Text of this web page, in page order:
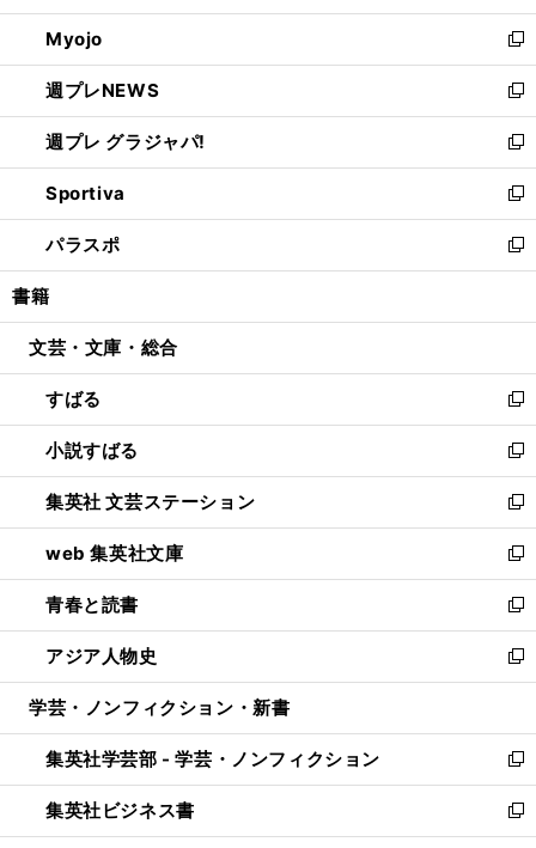
開
く
ウ
で
開
く
ン
ド
ウ
で
開
く
ウ
ィ
ン
ド
ウ
で
開
く
Myojo
新
し
い
ウ
ィ
ン
ド
ウ
で
開
週プレNEWS
新
し
い
ウ
ィ
ン
ド
ウ
開
週プレ グラジャパ!
新
し
い
ウ
ィ
ン
ウ
開
く
Sportiva
新
し
い
ウ
ン
ウ
で
開
く
パラスポ
新
し
ウ
ン
ド
ウ
で
開
く
書籍
文芸・文庫・総合
すばる
新
し
い
ウ
ィ
ン
ド
ウ
で
開
く
小説すばる
新
し
い
ウ
ィ
ン
ド
ウ
で
開
集英社 文芸ステーション
新
し
い
ウ
ィ
ン
ド
ウ
開
く
web 集英社文庫
新
し
い
ウ
ィ
ン
ウ
で
開
く
青春と読書
新
し
い
ウ
ン
ド
ウ
で
開
アジア人物史
新
し
ウ
ィ
ン
ド
ウ
学芸・ノンフィクション・新書
集英社学芸部 - 学芸・ノンフィクション
新
し
い
ウ
集英社ビジネス書
新
し